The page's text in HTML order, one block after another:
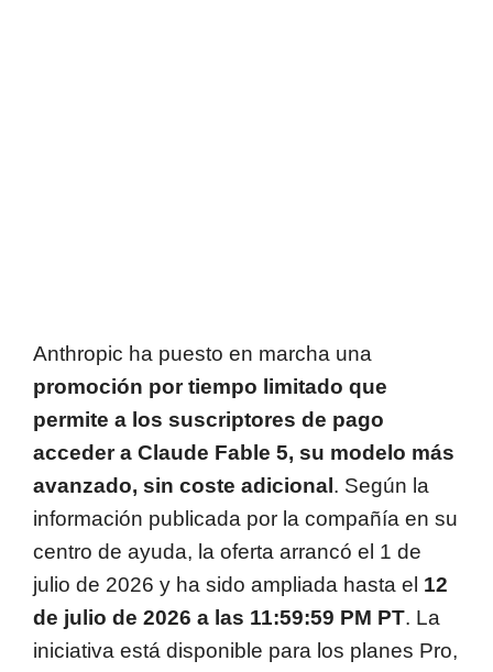
Anthropic ha puesto en marcha una
promoción por tiempo limitado que
permite a los suscriptores de pago
acceder a Claude Fable 5, su modelo más
avanzado, sin coste adicional . Según la
información publicada por la compañía en su
centro de ayuda, la oferta arrancó el 1 de
julio de 2026 y ha sido ampliada hasta el 12
de julio de 2026 a las 11:59:59 PM PT. La
iniciativa está disponible para los planes Pro,